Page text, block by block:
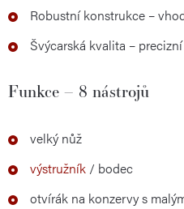
Robustní konstrukce –
Švýcarská kvalita –
Funkce – 8 nástrojů
velký nůž
výstružník / bodec
otvírák na konzervy s